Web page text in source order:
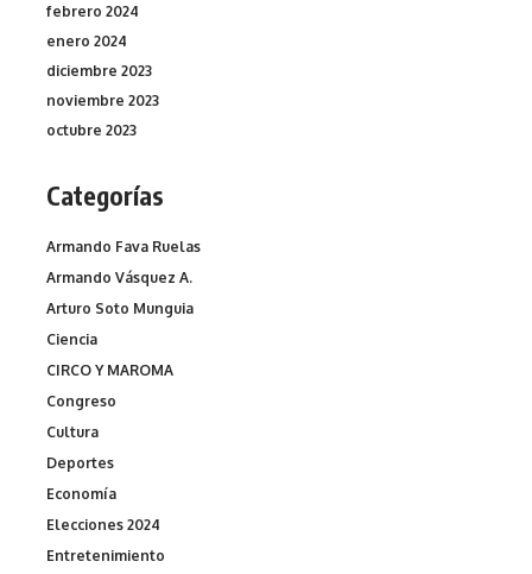
febrero 2024
enero 2024
diciembre 2023
noviembre 2023
octubre 2023
Categorías
Armando Fava Ruelas
Armando Vásquez A.
Arturo Soto Munguia
Ciencia
CIRCO Y MAROMA
Congreso
Cultura
Deportes
Economía
Elecciones 2024
Entretenimiento